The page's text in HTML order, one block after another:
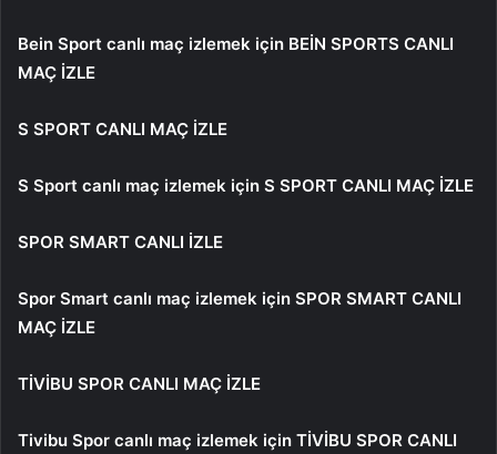
Bein Sport canlı maç izlemek için BEİN SPORTS CANLI
MAÇ İZLE
S SPORT CANLI MAÇ İZLE
S Sport canlı maç izlemek için S SPORT CANLI MAÇ İZLE
SPOR SMART CANLI İZLE
Spor Smart canlı maç izlemek için SPOR SMART CANLI
MAÇ İZLE
TİVİBU SPOR CANLI MAÇ İZLE
Tivibu Spor canlı maç izlemek için TİVİBU SPOR CANLI